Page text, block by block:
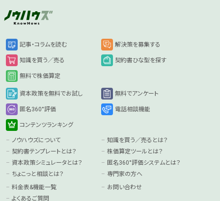
記事・コラムを読む 解決策を募集する
知識を買う／売る 契約書ひな型を探す
無料で株価算定
資本政策を無料でお試し 無料でアンケート
匿名360°評価 電話相談機能
コンテンツランキング
ノウハウズについて
知識を買う／売るとは？
契約書テンプレートとは？
株価算定ツールとは？
資本政策シミュレータとは？
匿名360°評価システムとは？
ちょこっと相談とは？
専門家の方へ
料金表&機能一覧
お問い合わせ
よくあるご質問